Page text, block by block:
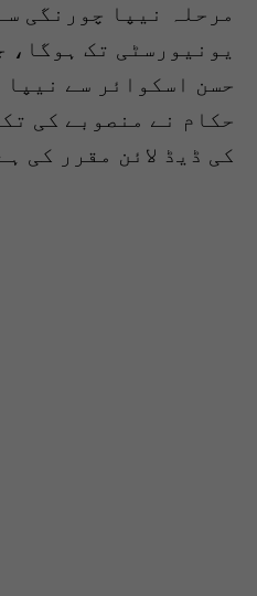
مرحلہ نیپا چورنگی
یونیورسٹی تک ہوگا،
حسن اسکوائر سے نیپا
کی ڈیڈ لائن مقرر کی